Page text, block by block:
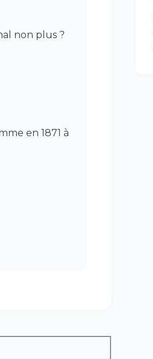
non plus ?
en 1871 à